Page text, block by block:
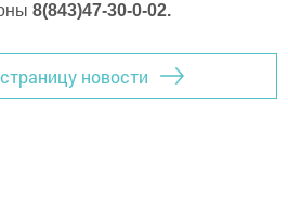
8(843)47-30-0-02.
новости